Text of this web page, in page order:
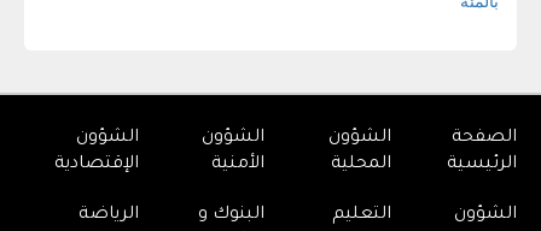
الصفحة
الرئيسية
الشؤون
المحلية
الشؤون
الأمنية
الشؤون
الإقتصادية
الشؤون
التعليم
البنوك و
الرياضة